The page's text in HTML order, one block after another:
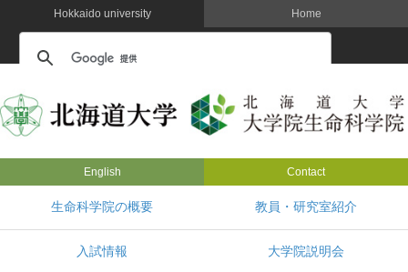
Hokkaido university Home
English Contact
生命科学院の概要 教員・研究室紹介
入試情報 大学院説明会